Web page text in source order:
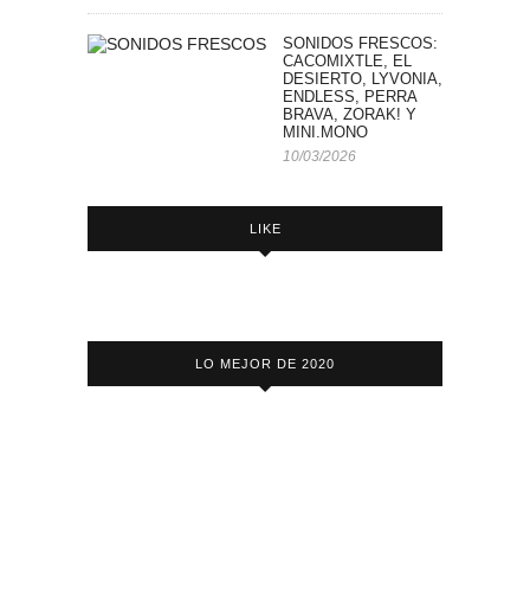
SONIDOS FRESCOS:
CACOMIXTLE, EL
DESIERTO, LYVONIA,
ENDLESS, PERRA
BRAVA, ZORAK! Y
MINI.MONO
10/03/2026
LIKE
LO MEJOR DE 2020